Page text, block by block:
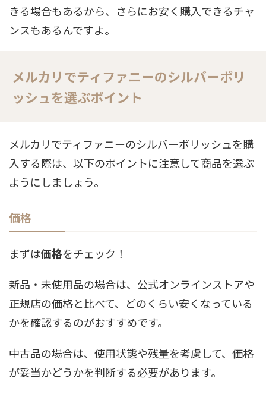
きる場合もあるから、さらにお安く購入できるチャ
ンスもあるんですよ。
メルカリでティファニーのシルバーポリ
ッシュを選ぶポイント
メルカリでティファニーのシルバーポリッシュを購
入する際は、以下のポイントに注意して商品を選ぶ
ようにしましょう。
価格
まずは価格をチェック！
新品・未使用品の場合は、公式オンラインストアや
正規店の価格と比べて、どのくらい安くなっている
かを確認するのがおすすめです。
中古品の場合は、使用状態や残量を考慮して、価格
が妥当かどうかを判断する必要があります。